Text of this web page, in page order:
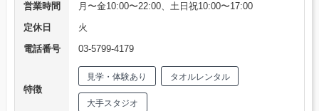
営業時間
月〜金10:00〜22:00、土日祝10:00〜17:00
定休日
火
電話番号
03-5799-4179
特徴
見学・体験あり タオルレンタル
大手スタジオ